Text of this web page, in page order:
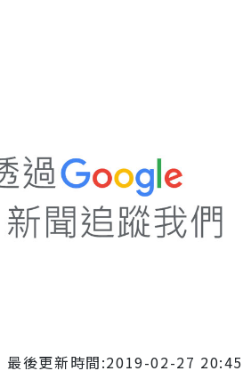
最後更新時間:2019-02-27 20:45